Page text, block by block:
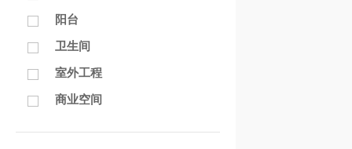
阳台
卫生间
室外工程
商业空间